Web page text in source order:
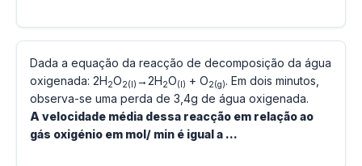
Dada a equação da reacção de decomposição da água
oxigenada: 2H2O2(l) →2H2O(l) + O2(g). Em dois minutos,
observa-se uma perda de 3,4g de água oxigenada.
A velocidade média dessa reacção em relação ao
gás oxigénio em mol/ min é igual a …